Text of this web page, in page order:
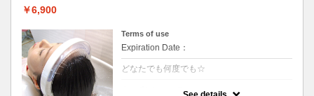
￥6,900
Terms of use
Expiration Date：
どなたでも何度でも☆